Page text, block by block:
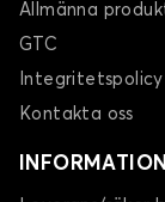
Allmänna
GTC
Kontakta oss